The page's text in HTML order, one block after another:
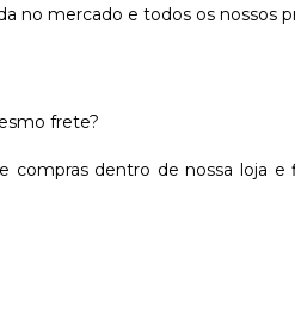
no mercado e todos os nossos
frete?
compras dentro de nossa loja e